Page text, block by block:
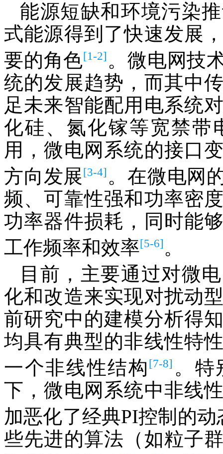
能源短缺和环境污染
式能源得到了快速发展
要的角色[1-2] 。微电网技
统的发展趋势，而其中
足未来智能配用电系统
化硅、氮化镓等宽禁带
用，微电网系统的接口
方向发展[3-4] 。在微电网
频、可靠性强和功率密
功率器件损耗，同时能
工作频率和效率[5-6] 。
目前，主要通过对微
化和改造来实现对扰动
前研究中的建模分析得
均具有典型的非线性特
一个非线性结构 [7-8] 。特
下，微电网系统中非线
加恶化了经典PI控制的动
些先进的算法（如粒子